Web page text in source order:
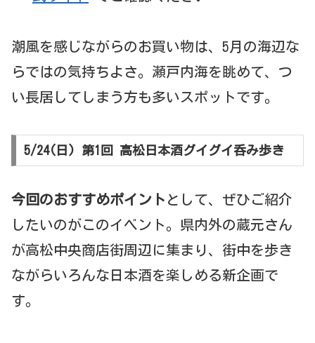
潮風を感じながらのお買い物は、5月の海辺な
らではの気持ちよさ。瀬戸内海を眺めて、つ
い長居してしまう方も多いスポットです。
5/24(日) 第1回 高松日本酒グイグイ呑み歩き
今回のおすすめポイント として、ぜひご紹介
したいのがこのイベント。県内外の蔵元さん
が高松中央商店街周辺に集まり、街中を歩き
ながらいろんな日本酒を楽しめる新企画で
す。